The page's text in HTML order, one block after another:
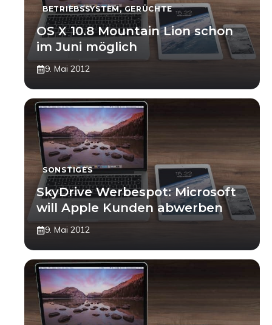
BETRIEBSSYSTEM,GERÜCHTE
OS X 10.8 Mountain Lion schon
im Juni möglich
9. Mai 2012
SONSTIGES
SkyDrive Werbespot: Microsoft
will Apple Kunden abwerben
9. Mai 2012